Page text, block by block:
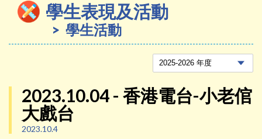
學生表現及活動
學生活動
2023.10.04 - 香港電台-小老倌
大戲台
2023.10.4